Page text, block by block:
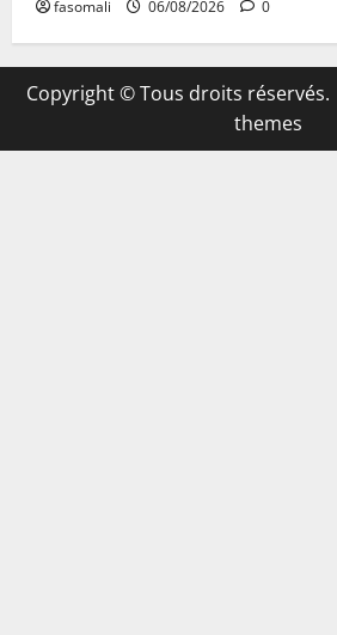
fasomali 06/08/2026 0
Copyright © Tous droits réservés.
themes